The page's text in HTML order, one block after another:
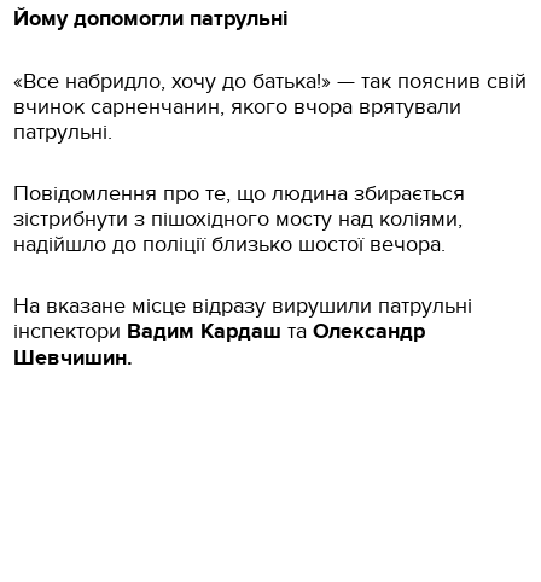
Йому допомогли патрульні
«Все набридло, хочу до батька!» — так пояснив свій
вчинок сарненчанин, якого вчора врятували
патрульні.
Повідомлення про те, що людина збирається
зістрибнути з пішохідного мосту над коліями,
надійшло до поліції близько шостої вечора.
На вказане місце відразу вирушили патрульні
інспектори Вадим Кардаш таОлександр
Шевчишин.